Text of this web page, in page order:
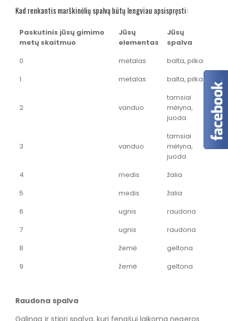
Kad renkantis marškinėlių spalvą būtų lengviau apsispręsti:
Paskutinis jūsų gimimo
metų skaitmuo
Jūsų
elementas
Jūsų
spalva
0
metalas
balta, pilka
1
metalas balta, pilka
2 vanduo
tamsiai
mėlyna,
juoda
3 vanduo
tamsiai
mėlyna,
juoda
4
medis
žalia
5
medis
žalia
6
ugnis
raudona
7
ugnis
raudona
8
žemė
geltona
9
žemė geltona
Raudona spalva